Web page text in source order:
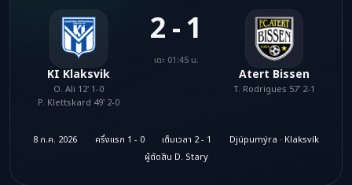
KI Klaksvik
O. Ali 12' 1-0
P. Klettskard 49' 2-0
2 - 1
เตะ 01:45 น.
Atert Bissen
T. Rodrigues 57' 2-1
8 ก.ค. 2026 ครึ่งแรก 1 - 0 เต็มเวลา 2 - 1
Djúpumýra · Klaksvík
ผู้ตัดสิน D. Stary